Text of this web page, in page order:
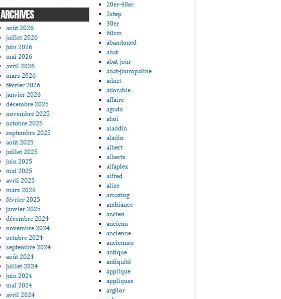
ARCHIVES
août 2026
juillet 2026
juin 2026
mai 2026
avril 2026
mars 2026
février 2026
janvier 2026
décembre 2025
novembre 2025
octobre 2025
septembre 2025
août 2025
juillet 2025
juin 2025
mai 2025
avril 2025
mars 2025
février 2025
janvier 2025
décembre 2024
novembre 2024
octobre 2024
septembre 2024
août 2024
juillet 2024
juin 2024
mai 2024
avril 2024
20er-40er
2step
30er
60cm
abandoned
abat
abat-jour
abat-jouropaline
adnet
adorable
affaire
agudo
ahoi
aladdin
aladin
albert
alberts
alfaplex
alfred
alise
amazing
ambiance
ancien
ancienn
ancienne
anciennes
antique
antiquité
applique
appliques
argilor